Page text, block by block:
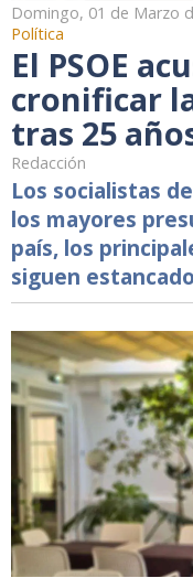
Domingo, 01 de Marzo
Política
El PSOE
cronificar
tras 25
Redacción
Los socialistas
los mayores
país, los
siguen